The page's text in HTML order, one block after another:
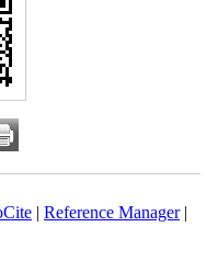
|Reference Manager